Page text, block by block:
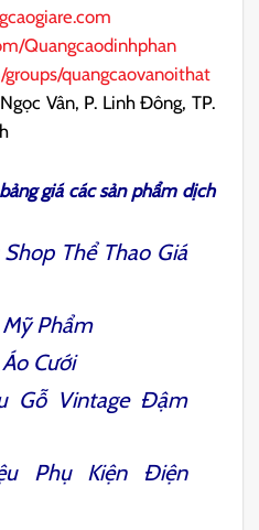
Quangcaodinhphan
quangcaovanoithat
Vân, P. Linh Đông, TP.
giá các sản phẩm dịch
Thể ThaoGiá
Phẩm
Cưới
Gỗ VintageĐậm
Phụ Kiện Điện